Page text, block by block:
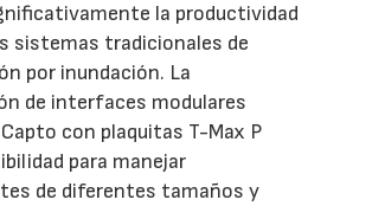
la productividad
sistemas tradicionales de
por inundación. La
de interfaces modulares
con plaquitas T-Max P
para manejar
de diferentes tamaños y